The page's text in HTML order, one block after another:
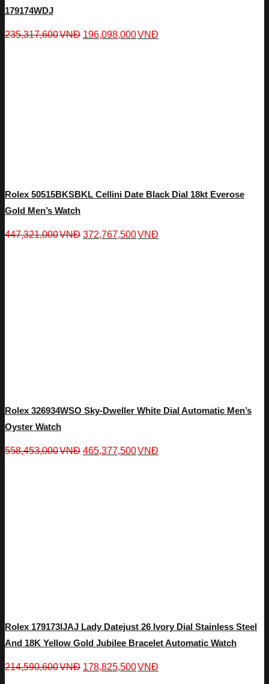
179174WDJ
235,317,600VNĐ 196,098,000VNĐ
Rolex 50515BKSBKL Cellini Date Black Dial 18kt Everose
Gold Men’s Watch
447,321,000VNĐ 372,767,500VNĐ
Rolex 326934WSO Sky-Dweller White Dial Automatic Men’s
Oyster Watch
558,453,000VNĐ 465,377,500VNĐ
Rolex 179173IJAJ Lady Datejust 26 Ivory Dial Stainless Steel
And 18K Yellow Gold Jubilee Bracelet Automatic Watch
214,590,600VNĐ 178,825,500VNĐ